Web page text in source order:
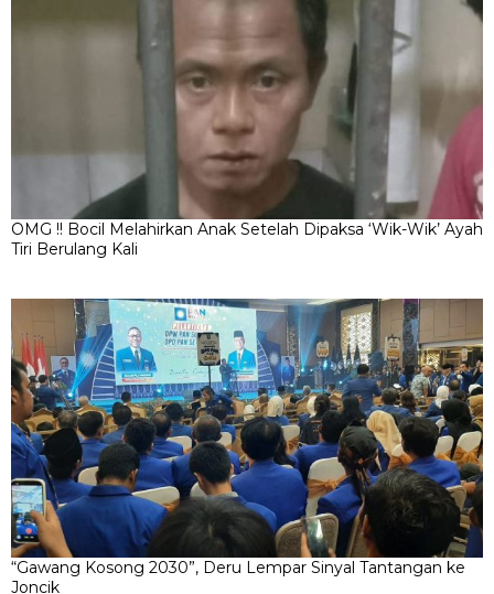
OMG !! Bocil Melahirkan Anak Setelah Dipaksa ‘Wik-Wik’ Ayah
Tiri Berulang Kali
“Gawang Kosong 2030”, Deru Lempar Sinyal Tantangan ke
Joncik